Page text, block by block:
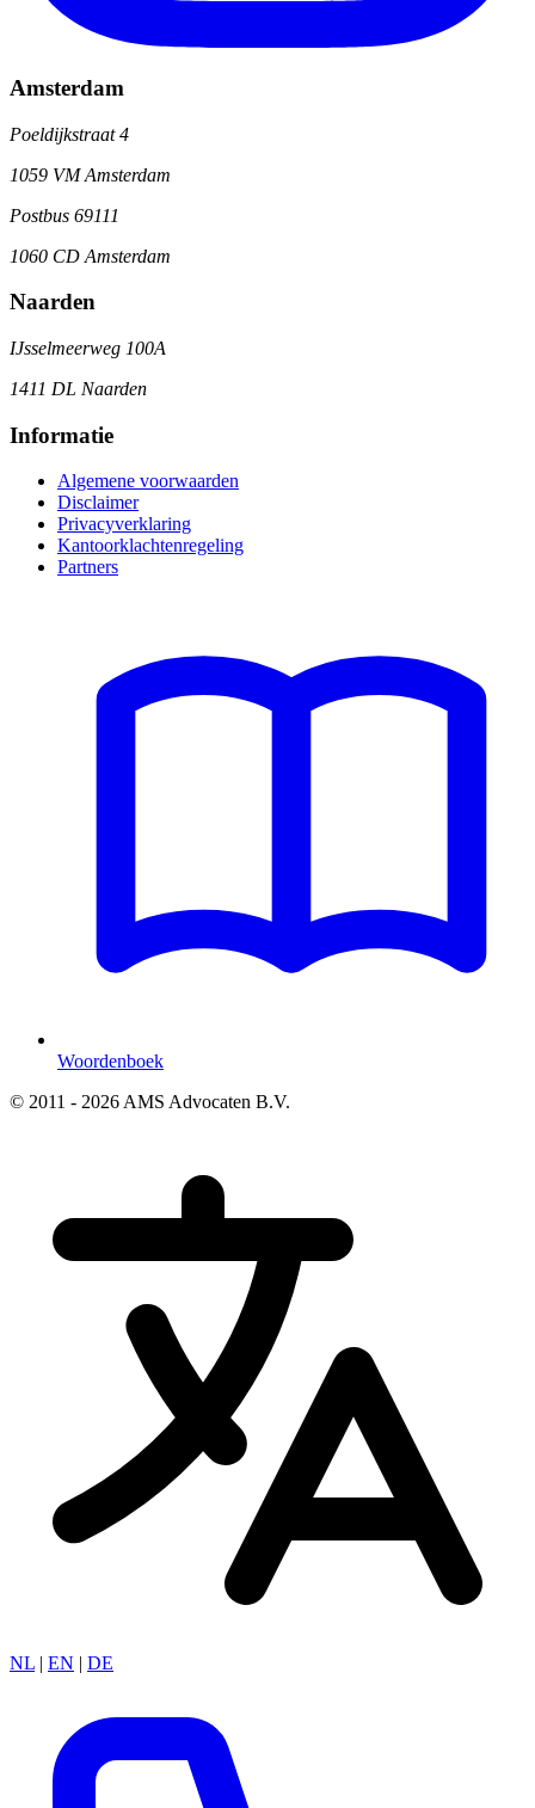
Amsterdam
Poeldijkstraat 4
1059 VM Amsterdam
Postbus 69111
1060 CD Amsterdam
Naarden
IJsselmeerweg 100A
1411 DL Naarden
Informatie
Algemene voorwaarden
Disclaimer
Privacyverklaring
Kantoorklachtenregeling
Partners
Woordenboek
© 2011 - 2026 AMS Advocaten B.V.
NL | EN | DE